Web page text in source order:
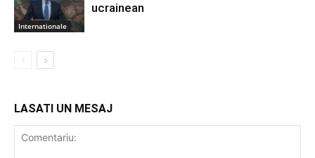
Internationale
ucrainean
LASATI UN MESAJ